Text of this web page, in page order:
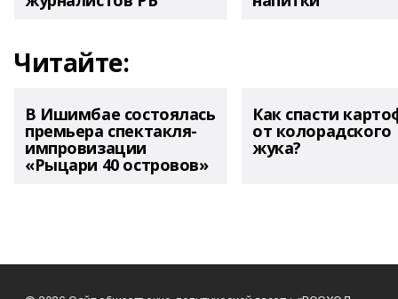
Читайте:
В Ишимбае состоялась
премьера спектакля-
импровизации
«Рыцари 40 островов»
Как спасти
от колорадского
жука?